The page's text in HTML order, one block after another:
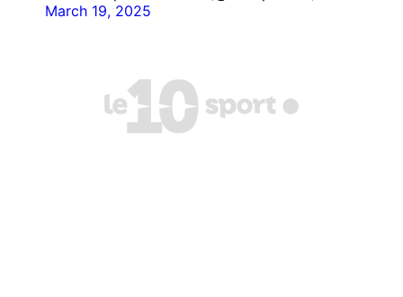
March 19, 2025